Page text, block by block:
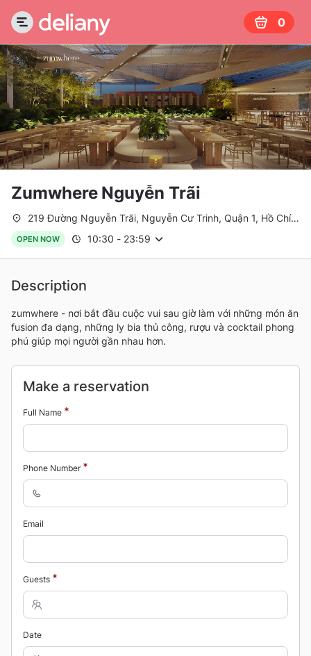
0
Zumwhere Nguyễn Trãi
219 Đường Nguyễn Trãi, Nguyễn Cư Trinh, Quận 1, Hồ Chí
Minh
OPEN NOW 10:30 - 23:59
Description
zumwhere - nơi bắt đầu cuộc vui sau giờ làm với những món ăn
fusion đa dạng, những ly bia thủ công, rượu và cocktail phong
phú giúp mọi người gần nhau hơn.
Make a reservation
Full Name
Phone Number
Email
Guests
Date